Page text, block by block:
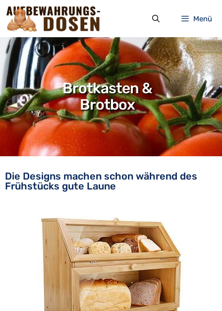
Zum
Inhalt
springen
Menü
Brotkasten &
Brotbox
Die Designs machen schon während des
Frühstücks gute Laune